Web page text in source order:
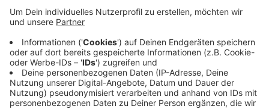
Darauf hat jetzt die Stadt Willich hingewiesen. Bei
Reisepässen gebe es längere Wartezeiten und die
Bundesdruckerei komme nicht nach. In der Regel liegt